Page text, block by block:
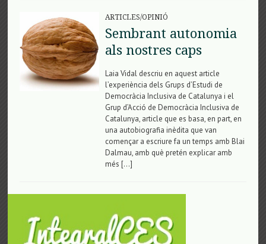
ARTICLES/OPINIÓ
Sembrant autonomia
als nostres caps
Laia Vidal descriu en aquest article
l’experiència dels Grups d’Estudi de
Democràcia Inclusiva de Catalunya i el
Grup d’Acció de Democràcia Inclusiva de
Catalunya, article que es basa, en part, en
una autobiografia inèdita que van
començar a escriure fa un temps amb Blai
Dalmau, amb què pretén explicar amb
més […]